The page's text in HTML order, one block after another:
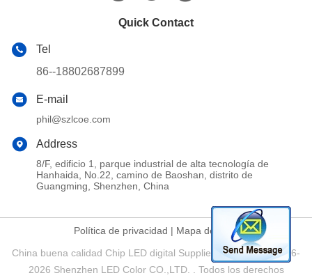
Quick Contact
Tel
86--18802687899
E-mail
phil@szlcoe.com
Address
8/F, edificio 1, parque industrial de alta tecnología de
Hanhaida, No.22, camino de Baoshan, distrito de
Guangming, Shenzhen, China
Política de privacidad | Mapa del Sitio
China buena calidad Chip LED digital Supplier. Copyright © 2016-
2026 Shenzhen LED Color CO.,LTD. . Todos los derechos